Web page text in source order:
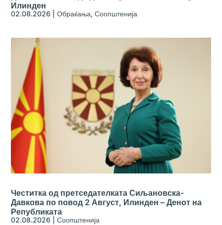
Илинден
02.08.2026 |Обраќања,Соопштенија
Честитка од претседателката Сиљановска-
Давкова по повод 2 Август, Илинден – Денот на
Републиката
02.08.2026 |Соопштенија